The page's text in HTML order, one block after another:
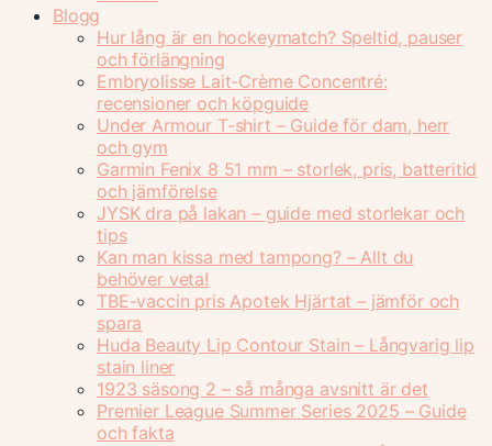
Blogg
Hur lång är en hockeymatch? Speltid, pauser
och förlängning
Embryolisse Lait-Crème Concentré:
recensioner och köpguide
Under Armour T-shirt – Guide för dam, herr
och gym
Garmin Fenix 8 51 mm – storlek, pris, batteritid
och jämförelse
JYSK dra på lakan – guide med storlekar och
tips
Kan man kissa med tampong? – Allt du
behöver veta!
TBE-vaccin pris Apotek Hjärtat – jämför och
spara
Huda Beauty Lip Contour Stain – Långvarig lip
stain liner
1923 säsong 2 – så många avsnitt är det
Premier League Summer Series 2025 – Guide
och fakta